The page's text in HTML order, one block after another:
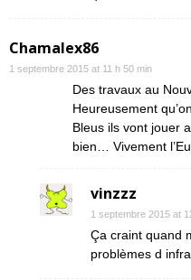
Chamalex86
1 septembre 2015 at 11 h 50 min
Des travaux au
Heureusement
Bleus ils vont jouer
bien… Vivement
vinzzz
1 septembre 2015 at
Ça craint quand
problèmes d